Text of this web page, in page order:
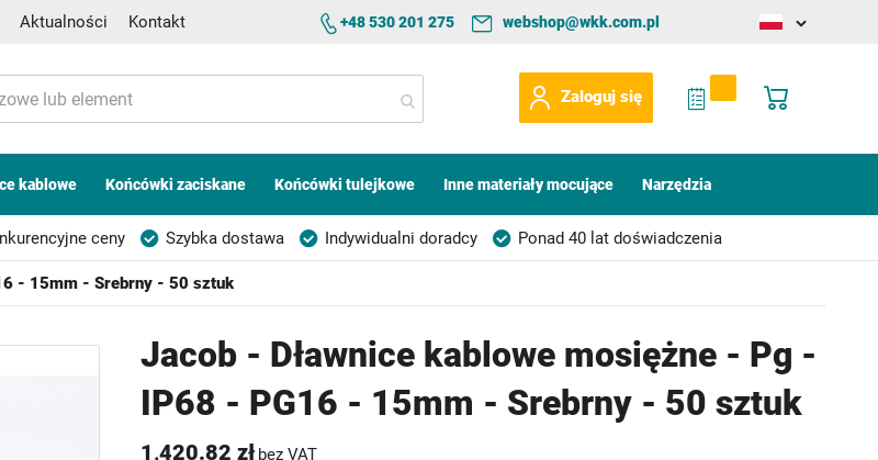
Aktualności Kontakt webshop@wkk.com.pl
+48 530 201 275
Change
Zaloguj się
Mój koszyk
My Quote
kablowe Końcówki zaciskane Końcówki tulejkowe Inne materiały mocujące Narzędzia
ceny Szybka dostawa Indywidualni doradcy
Ponad 40 lat doświadczenia
- 15mm - Srebrny - 50 sztuk
Jacob - Dławnice kablowe mosiężne - Pg -
IP68 - PG16 - 15mm - Srebrny - 50 sztuk
1,420.82 zł bez VAT